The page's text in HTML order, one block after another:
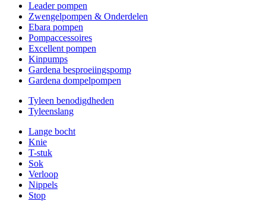
Leader pompen
Zwengelpompen & Onderdelen
Ebara pompen
Pompaccessoires
Excellent pompen
Kinpumps
Gardena besproeiingspomp
Gardena dompelpompen
Tyleen benodigdheden
Tyleenslang
Lange bocht
Knie
T-stuk
Sok
Verloop
Nippels
Stop